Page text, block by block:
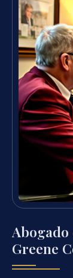
Greene